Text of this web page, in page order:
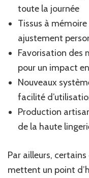
toute la journée
Tissus à
ajustement
Favorisation des
pour un impact
Nouveaux
facilité
Production
de la haute
Par ailleurs,
mettent un point